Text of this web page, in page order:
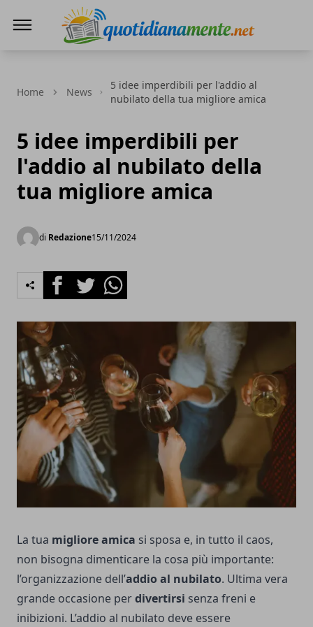
Home News
5 idee imperdibili per l'addio al
nubilato della tua migliore amica
5 idee imperdibili per
l'addio al nubilato della
tua migliore amica
di Redazione15/11/2024
FacebookTwitterWhatsapp
La tua migliore amica si sposa e, in tutto il caos,
non bisogna dimenticare la cosa più importante:
l’organizzazione dell’addio al nubilato. Ultima vera
grande occasione perdivertirsi senza freni e
inibizioni. L’addio al nubilato deve essere